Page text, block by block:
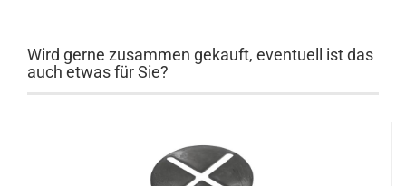
Wird gerne zusammen gekauft, eventuell ist das
auch etwas für Sie?